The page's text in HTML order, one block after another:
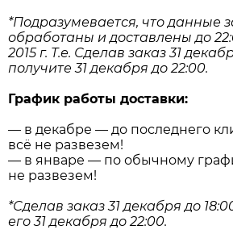
*Подразумевается, что данные
обработаны и доставлены до
2015 г. Т.е. Сделав заказ 31
получите 31 декабря до 22:00.
График работы доставки:
— в декабре — до последнего
всё не развезем!
— в январе — по обычному
не развезем!
*Сделав заказ 31 декабря до
его 31 декабря до 22:00.